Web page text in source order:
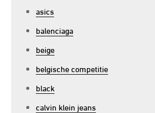
asics
balenciaga
beige
belgische competitie
black
calvin klein jeans